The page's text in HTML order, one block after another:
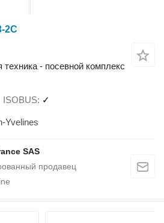
2C
- посевной комплекс
ISOBUS ✓
Yvelines
SAS